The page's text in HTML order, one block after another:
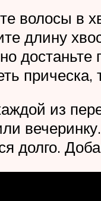
волосы в
длину
прическа,
из
долго.